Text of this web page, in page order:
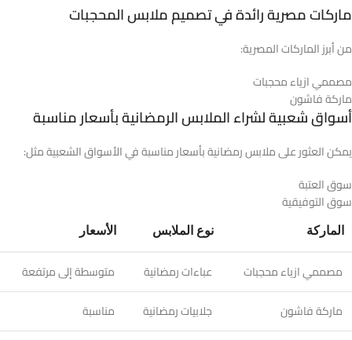
ماركات مصرية رائدة في تصميم ملابس المحجبات
من أبرز الماركات المصرية:
مصممي ازياء محجبات
ماركة فاشون
أسواق شعبية لشراء الملابس الرمضانية بأسعار مناسبة
يمكن العثور على ملابس رمضانية بأسعار مناسبة في الأسواق الشعبية مثل:
سوق العتبة
سوق التوفيقية
الماركة نوع الملابس الأسعار
مصممي ازياء محجبات عباءات رمضانية
متوسطة إلى مرتفعة
ماركة فاشون
جلابيات رمضانية مناسبة